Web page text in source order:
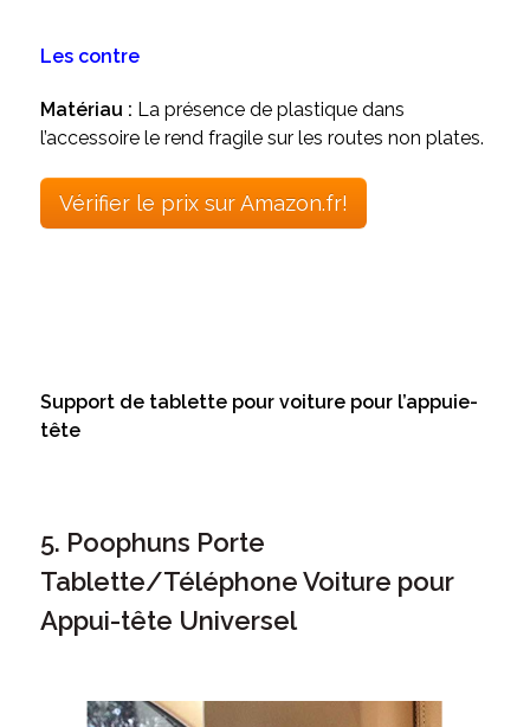
Les contre
Matériau : La présence de plastique dans
l’accessoire le rend fragile sur les routes non plates.
Vérifier le prix sur Amazon.fr!
Support de tablette pour voiture pour l’appuie-
tête
5. Poophuns Porte
Tablette/Téléphone Voiture pour
Appui-tête Universel